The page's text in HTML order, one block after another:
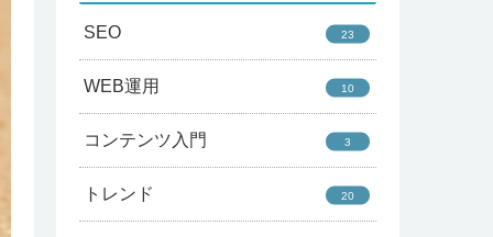
SEO 23
WEB運用 10
コンテンツ入門 3
トレンド 20